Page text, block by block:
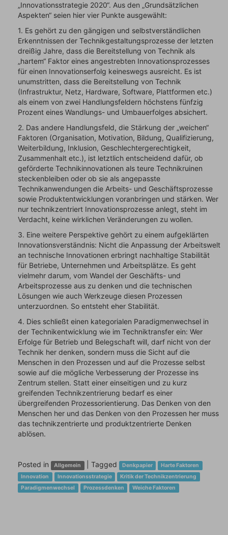
„Innovationsstrategie 2020“. Aus den „Grundsätzlichen
Aspekten“ seien hier vier Punkte ausgewählt:
1. Es gehört zu den gängigen und selbstverständlichen
Erkenntnissen der Technikgestaltungsprozesse der letzten
dreißig Jahre, dass die Bereitstellung von Technik als
„hartem“ Faktor eines angestrebten Innovationsprozesses
für einen Innovationserfolg keineswegs ausreicht. Es ist
unumstritten, dass die Bereitstellung von Technik
(Infrastruktur, Netz, Hardware, Software, Plattformen etc.)
als einem von zwei Handlungsfeldern höchstens fünfzig
Prozent eines Wandlungs- und Umbauerfolges absichert.
2. Das andere Handlungsfeld, die Stärkung der „weichen“
Faktoren (Organisation, Motivation, Bildung, Qualifizierung,
Weiterbildung, Inklusion, Geschlechtergerechtigkeit,
Zusammenhalt etc.), ist letztlich entscheidend dafür, ob
geförderte Technikinnovationen als teure Technikruinen
steckenbleiben oder ob sie als angepasste
Technikanwendungen die Arbeits- und Geschäftsprozesse
sowie Produktentwicklungen voranbringen und stärken. Wer
nur technikzentriert Innovationsprozesse anlegt, steht im
Verdacht, keine wirklichen Veränderungen zu wollen.
3. Eine weitere Perspektive gehört zu einem aufgeklärten
Innovationsverständnis: Nicht die Anpassung der Arbeitswelt
an technische Innovationen erbringt nachhaltige Stabilität
für Betriebe, Unternehmen und Arbeitsplätze. Es geht
vielmehr darum, vom Wandel der Geschäfts- und
Arbeitsprozesse aus zu denken und die technischen
Lösungen wie auch Werkzeuge diesen Prozessen
unterzuordnen. So entsteht eher Stabilität.
4. Dies schließt einen kategorialen Paradigmenwechsel in
der Technikentwicklung wie im Techniktransfer ein: Wer
Erfolge für Betrieb und Belegschaft will, darf nicht von der
Technik her denken, sondern muss die Sicht auf die
Menschen in den Prozessen und auf die Prozesse selbst
sowie auf die mögliche Verbesserung der Prozesse ins
Zentrum stellen. Statt einer einseitigen und zu kurz
greifenden Technikzentrierung bedarf es einer
übergreifenden Prozessorientierung. Das Denken von den
Menschen her und das Denken von den Prozessen her muss
das technikzentrierte und produktzentrierte Denken
ablösen.
Posted in Allgemein Tagged Denkpapier
Harte Faktoren
Innovation
Innovationsstrategie
Kritik der Technikzentrierung
Paradigmenwechsel
Prozessdenken Weiche Faktoren